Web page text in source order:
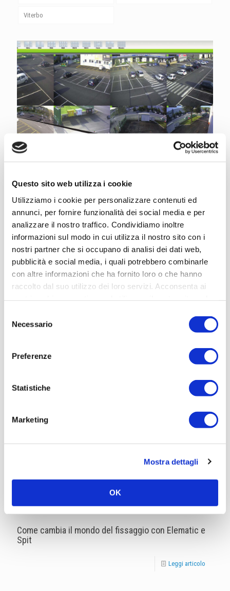
Questo sito web utilizza i cookie
Utilizziamo i cookie per personalizzare contenuti ed
annunci, per fornire funzionalità dei social media e per
analizzare il nostro traffico. Condividiamo inoltre
informazioni sul modo in cui utilizza il nostro sito con i
nostri partner che si occupano di analisi dei dati web,
pubblicità e social media, i quali potrebbero combinarle
con altre informazioni che ha fornito loro o che hanno
raccolto dal suo utilizzo dei loro servizi. Acconsenta ai
delNecessario
Preferenze
Statistiche
Marketing
Mostra dettagli
OK
Viterbo
Videosorveglianza multi-sensore per il punto vendita
di Ancona
Leggi articolo
Come cambia il mondo del fissaggio con Elematic e
Spit
Leggi articolo